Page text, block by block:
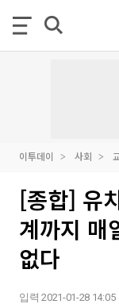
이투데이 사회
[종합] 유
계까지 매
없다
입력 2021-01-28 14:05